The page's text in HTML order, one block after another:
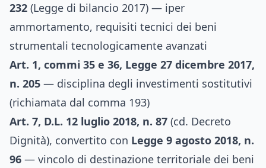
232 (Legge di bilancio 2017) — iper
ammortamento, requisiti tecnici dei beni
strumentali tecnologicamente avanzati
Art. 1, commi 35 e 36, Legge 27 dicembre 2017,
n. 205 — disciplina degli investimenti sostitutivi
(richiamata dal comma 193)
Art. 7, D.L. 12 luglio 2018, n. 87 (cd. Decreto
Dignità), convertito con Legge 9 agosto 2018, n.
96 — vincolo di destinazione territoriale dei beni